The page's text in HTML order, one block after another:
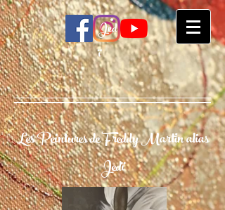
Jed
ï
Les Peintures de Freddy Martin alias
Jedï